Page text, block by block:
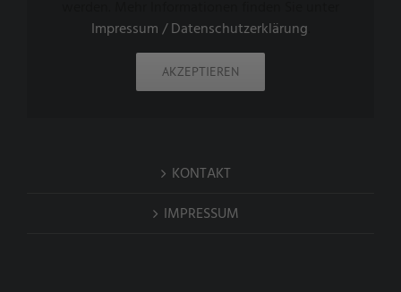
Impressum / Datenschutzerklärung
AKZEPTIEREN
KONTAKT
IMPRESSUM